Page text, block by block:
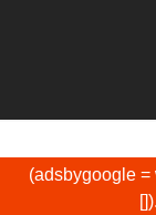
(adsbygoogle =